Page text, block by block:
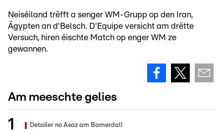
Neiséiland trëfft a senger WM-Grupp op den Iran,
Ägypten an d'Belsch. D'Equipe versicht am drëtte
Versuch, hiren éischte Match op enger WM ze
gewannen.
Am meeschte gelies
Detailer no Asaz am Bamerdall